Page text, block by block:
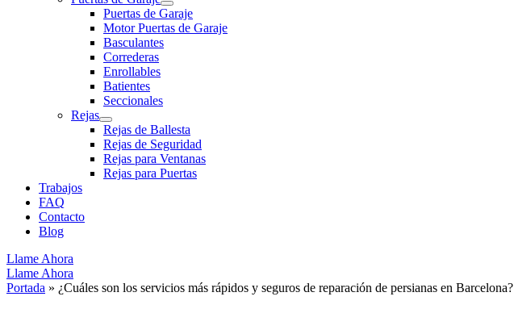
Puertas de Garaje
Motor Puertas de Garaje
Basculantes
Correderas
Enrollables
Batientes
Seccionales
Rejas
Rejas de Ballesta
Rejas de Seguridad
Rejas para Ventanas
Rejas para Puertas
Trabajos
FAQ
Contacto
Blog
Llame Ahora
Llame Ahora
Portada » ¿Cuáles son los servicios más rápidos y seguros de reparación de persianas en Barcelona?